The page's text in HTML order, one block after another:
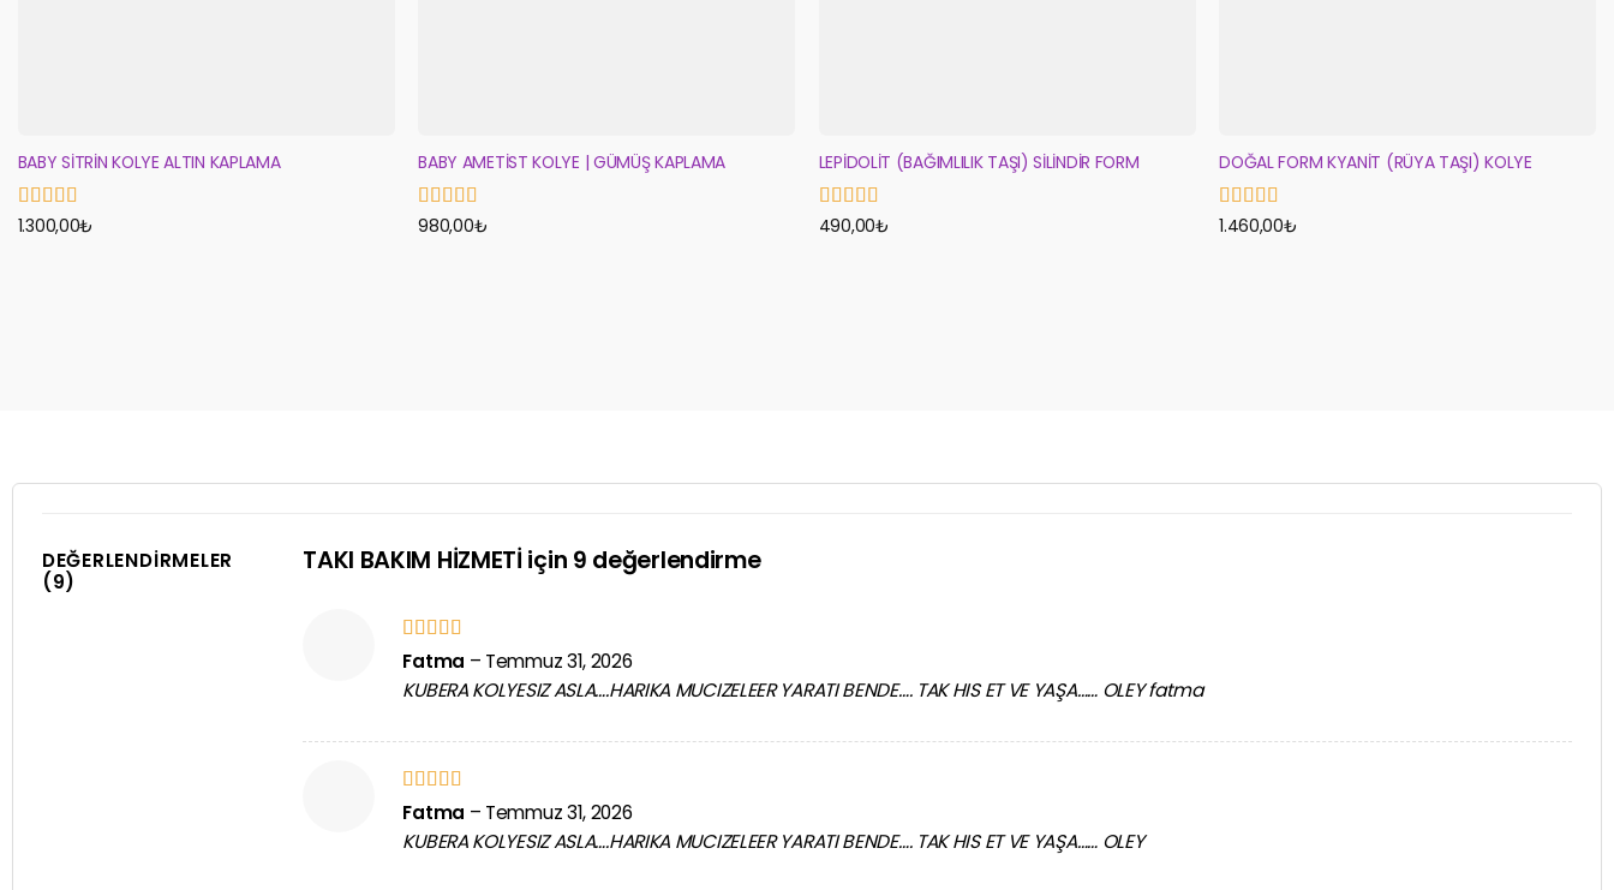
BABY SİTRİN KOLYE ALTIN KAPLAMA
5 üzerinden
1.300,00₺
BABY AMETİST KOLYE | GÜMÜŞ KAPLAMA
5 üzerinden
980,00₺
LEPİDOLİT (BAĞIMLILIK TAŞI) SİLİNDİR FORM
5 üzerinden
490,00₺
DOĞAL FORM KYANİT (RÜYA TAŞI) KOLYE
5 üzerinden
1.460,00₺
DEĞERLENDIRMELER
(9)
TAKI BAKIM HİZMETİ için 9 değerlendirme
5 üzerinden
Fatma – Temmuz 31, 2026
KUBERA KOLYESIZ ASLA….HARIKA MUCIZELEER YARATI BENDE…. TAK HIS ET VE YAŞA…… OLEY fatma
5 üzerinden
Fatma – Temmuz 31, 2026
KUBERA KOLYESIZ ASLA….HARIKA MUCIZELEER YARATI BENDE…. TAK HIS ET VE YAŞA…… OLEY